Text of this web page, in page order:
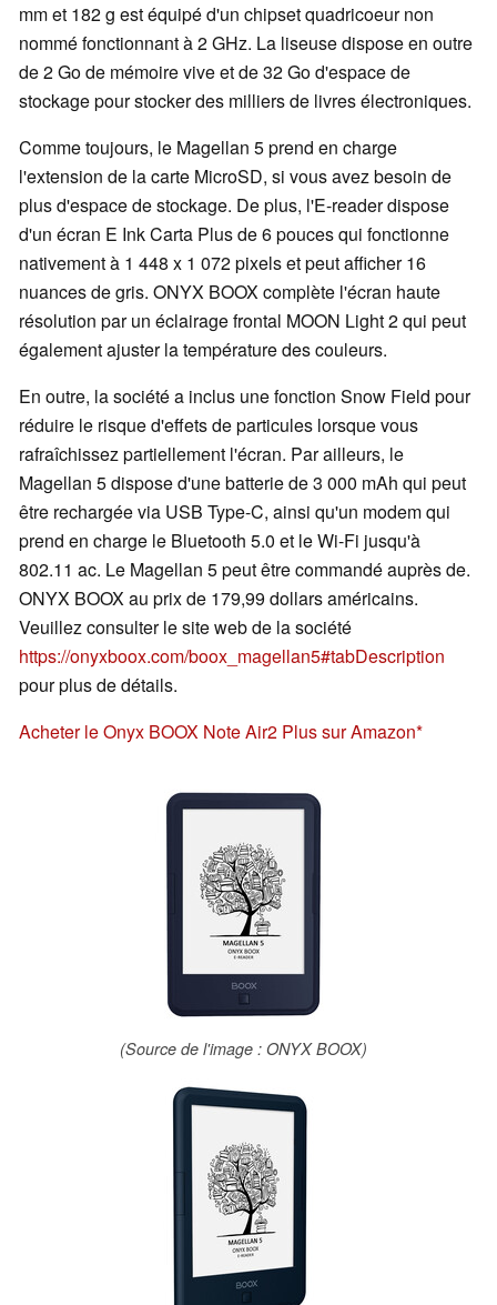
mm et 182 g est équipé d'un chipset quadricoeur non
nommé fonctionnant à 2 GHz. La liseuse dispose en outre
de 2 Go de mémoire vive et de 32 Go d'espace de
stockage pour stocker des milliers de livres électroniques.
Comme toujours, le Magellan 5 prend en charge
l'extension de la carte MicroSD, si vous avez besoin de
plus d'espace de stockage. De plus, l'E-reader dispose
d'un écran E Ink Carta Plus de 6 pouces qui fonctionne
nativement à 1 448 x 1 072 pixels et peut afficher 16
nuances de gris. ONYX BOOX complète l'écran haute
résolution par un éclairage frontal MOON Light 2 qui peut
également ajuster la température des couleurs.
En outre, la société a inclus une fonction Snow Field pour
réduire le risque d'effets de particules lorsque vous
rafraîchissez partiellement l'écran. Par ailleurs, le
Magellan 5 dispose d'une batterie de 3 000 mAh qui peut
être rechargée via USB Type-C, ainsi qu'un modem qui
prend en charge le Bluetooth 5.0 et le Wi-Fi jusqu'à
802.11 ac. Le Magellan 5 peut être commandé auprès de.
ONYX BOOX au prix de 179,99 dollars américains.
Veuillez consulter le site web de la société
https://onyxboox.com/boox_magellan5#tabDescription
pour plus de détails.
Acheter le Onyx BOOX Note Air2 Plus sur Amazon
(Source de l'image : ONYX BOOX)